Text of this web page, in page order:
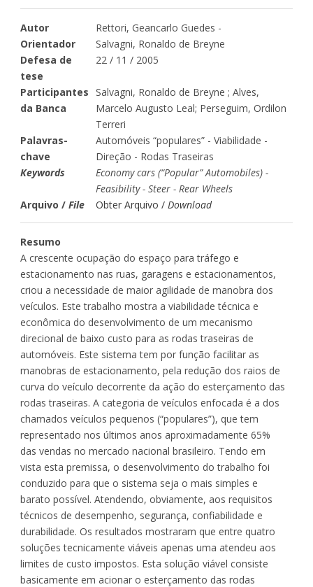
Autor
Rettori, Geancarlo Guedes -
Orientador
Salvagni, Ronaldo de Breyne
Defesa de
tese
22 / 11 / 2005
Participantes
da Banca
Salvagni, Ronaldo de Breyne ; Alves,
Marcelo Augusto Leal; Perseguim, Ordilon
Terreri
Palavras-
chave
Automóveis “populares” - Viabilidade -
Direção - Rodas Traseiras
Keywords
Economy cars (“Popular” Automobiles) -
Feasibility - Steer - Rear Wheels
Arquivo / File Obter Arquivo / Download
Resumo
A crescente ocupação do espaço para tráfego e
estacionamento nas ruas, garagens e estacionamentos,
criou a necessidade de maior agilidade de manobra dos
veículos. Este trabalho mostra a viabilidade técnica e
econômica do desenvolvimento de um mecanismo
direcional de baixo custo para as rodas traseiras de
automóveis. Este sistema tem por função facilitar as
manobras de estacionamento, pela redução dos raios de
curva do veículo decorrente da ação do esterçamento das
rodas traseiras. A categoria de veículos enfocada é a dos
chamados veículos pequenos (“populares”), que tem
representado nos últimos anos aproximadamente 65%
das vendas no mercado nacional brasileiro. Tendo em
vista esta premissa, o desenvolvimento do trabalho foi
conduzido para que o sistema seja o mais simples e
barato possível. Atendendo, obviamente, aos requisitos
técnicos de desempenho, segurança, confiabilidade e
durabilidade. Os resultados mostraram que entre quatro
soluções tecnicamente viáveis apenas uma atendeu aos
limites de custo impostos. Esta solução viável consiste
basicamente em acionar o esterçamento das rodas